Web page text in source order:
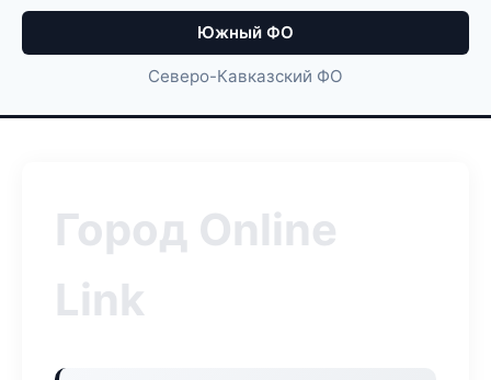
Южный ФО
Северо-Кавказский ФО
Город Online
Link